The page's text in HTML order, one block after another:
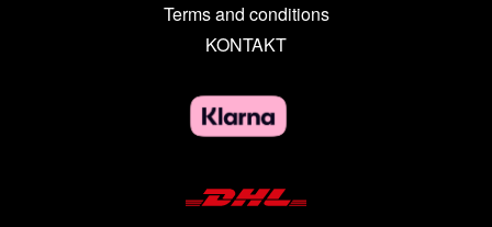
Terms and conditions
KONTAKT